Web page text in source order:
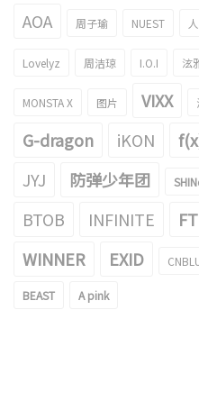
AOA 周子瑜 NUEST
Lovelyz 周洁琼 I.O.I 泫
MONSTA X 图片 VIXX
G-dragon iKON
JYJ 防弹少年团
BTOB INFINITE
WINNER
EXID
BEAST A pink